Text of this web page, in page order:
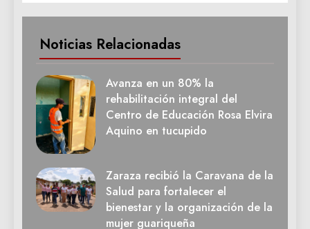
Noticias Relacionadas
Avanza en un 80% la
rehabilitación integral del
Centro de Educación Rosa Elvira
Aquino en tucupido
Zaraza recibió la Caravana de la
Salud para fortalecer el
bienestar y la organización de la
mujer guariqueña